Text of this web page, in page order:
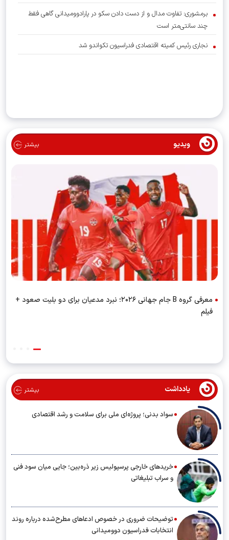
برمشوری: تفاوت مدال و از دست دادن سکو در پارادوومیدانی گاهی فقط
چند سانتی‌متر است
نجاری رئیس کمیته اقتصادی فدراسیون تکواندو شد
ویدیو بیشتر
معرفی گروه B جام جهانی ۲۰۲۶؛ نبرد مدعیان برای دو بلیت صعود +
فیلم
یادداشت بیشتر
سواد بدنی؛ پروژه‌ای ملی برای سلامت و رشد اقتصادی
خریدهای خارجی پرسپولیس زیر ذره‌بین؛ جایی میان سود فنی
و سراب تبلیغاتی
توضیحات ضروری در خصوص ادعاهای مطرح‌شده درباره روند
انتخابات فدراسیون دوومیدانی